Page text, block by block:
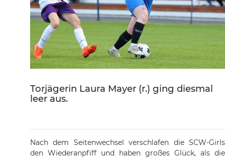
Torjägerin Laura Mayer (r.) ging diesmal
leer aus.
Nach dem Seitenwechsel verschlafen die SCW-Girls
den Wiederanpfiff und haben großes Glück, als die